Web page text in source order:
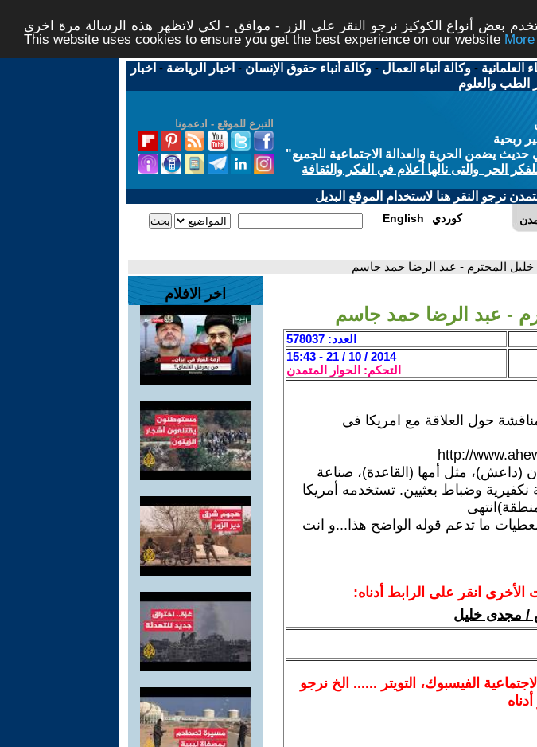
بعض أنواع الكوكيز نرجو النقر على الزر - موافق - لكي لاتظهر هذه الرسالة مرة اخرى -
This website uses cookies to ensure you get the best experience on our website
العلمانية -وكالة أنباء العمال -وكالة أنباء حقوق الإنسان - اخبار الرياضة - اخبار
الطب والعلوم
التبرع للموقع - ادعمونا
ربحية
يضمن الحرية والعدالة الاجتماعية للجميع"
الحر والتى نالها أعلام في الفكر والثقافة
نرجو النقر هنا لاستخدام الموقع البديل
English كوردي
خليل المحترم - عبد الرضا حمد جاسم
- عبد الرضا حمد جاسم
العدد: 578037
2014 / 10 / 21 - 15:43
التحكم: الحوار المتمدن
حول العلاقة مع امريكا في
http://
مثل أمها (القاعدة)، صناعة
نكفيرية وضباط بعثيين. تستخدمه أمريكا
ما تدعم قوله الواضح هذا...و انت
الأخرى انقر على الرابط أدناه:
/ مجدى خليل
الفيسبوك، التويتر ...... الخ نرجو
أدناه
اخر الافلام